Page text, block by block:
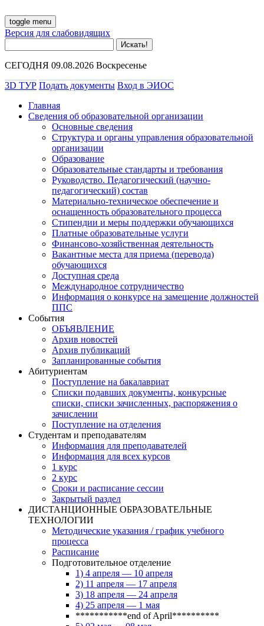
toggle menu
Версия для слабовидящих
СЕГОДНЯ 09.08.2026 Воскресенье
3D ТУР Подать документы Вход в ЭИОС
Главная
Сведения об образовательной организации
Основные сведения
Структура и органы управления образовательной
организации
Образование
Образовательные стандарты и требования
Руководство. Педагогический (научно-
педагогический) состав
Материально-техническое обеспечение и
оснащенность образовательного процесса
Стипендии и меры поддержки обучающихся
Платные образовательные услуги
Финансово-хозяйственная деятельность
Вакантные места для приема (перевода)
обучающихся
Доступная среда
Международное сотрудничество
Информация о конкурсе на замещение должностей
ППС
События
ОБЪЯВЛЕНИЕ
Архив новостей
Архив публикаций
Запланированные события
Абитуриентам
Поступление на бакалавриат
Списки подавших документы, конкурсные
списки, списки зачисленных, распоряжения о
зачислении
Поступление на отделения
Студентам и преподавателям
Информация для преподавателей
Информация для всех курсов
1 курс
2 курс
Сроки и расписание сессии
Закрытый раздел
ДИСТАНЦИОННЫЕ ОБРАЗОВАТЕЛЬНЫЕ
ТЕХНОЛОГИИ
Методические указания / график учебного
процесса
Расписание
Подготовительное отделение
1) 4 апреля — 10 апреля
2) 11 апреля — 17 апреля
3) 18 апреля — 24 апреля
4) 25 апреля — 1 мая
***********end of April**********